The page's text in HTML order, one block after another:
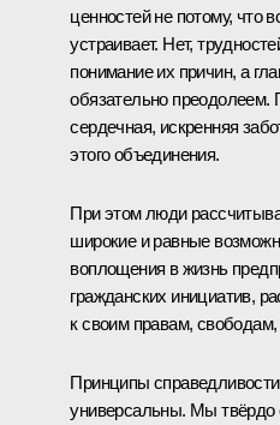
ценностей не потому, что
устраивает. Нет,
понимание их причин, а
обязательно преодолеем.
сердечная, искренняя
этого объединения.
При этом люди
широкие и равные
воплощения в жизнь
гражданских инициатив,
к своим правам, свободам,
Принципы
универсальны. Мы твёрдо